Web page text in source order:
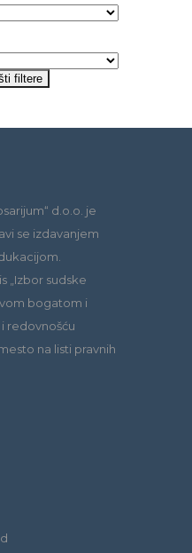
d.o.o. je
se izdavanjem
„Izbor sudske
bogatom i
redovnošću
na listi pravnih